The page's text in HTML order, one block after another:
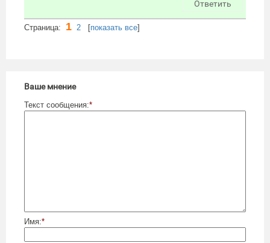
Ответить
Cтраница: 1 2 [показать все]
Ваше мнение
Текст сообщения:*
Имя:*